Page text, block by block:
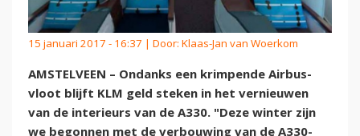
15 januari 2017 - 16:37 | Door: Klaas-Jan van Woerkom
AMSTELVEEN – Ondanks een krimpende Airbus-
vloot blijft KLM geld steken in het vernieuwen
van de interieurs van de A330. "Deze winter zijn
we begonnen met de verbouwing van de A330-